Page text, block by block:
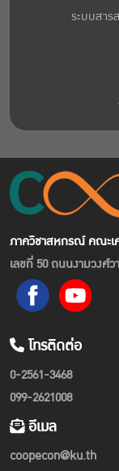
ระบบสา
ภาควิชาสหกรณ์ คณะเ
เลขที่ 50 ถนนงามวงศ์
โทรติดต่อ
0-2561-3468
099-2621008
อีเมล
coopecon@ku.th